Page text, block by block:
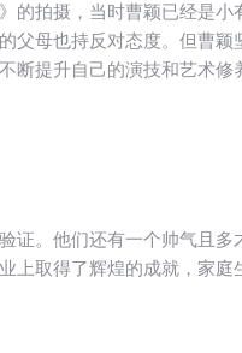
的拍摄，当时曹颖已经是小
父母也持反对态度。但曹颖
断提升自己的演技和艺术
证。他们还有一个帅气且多
上取得了辉煌的成就，家庭